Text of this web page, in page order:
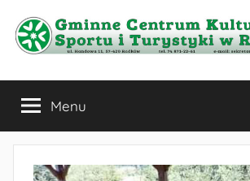
treści
Gminne
Centrum
Kultury,
Menu